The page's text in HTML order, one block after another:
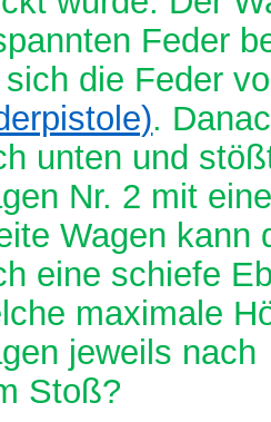
Feder
sich die Feder
.
unten und
Nr. 2 mit
Wagen kann
eine schiefe
maximale
jeweils nach
Stoß?